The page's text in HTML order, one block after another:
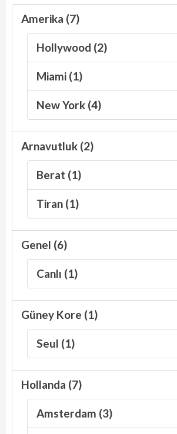
Amerika (7)
Hollywood (2)
Miami (1)
New York (4)
Arnavutluk (2)
Berat (1)
Tiran (1)
Genel (6)
Canlı (1)
Güney Kore (1)
Seul (1)
Hollanda (7)
Amsterdam (3)